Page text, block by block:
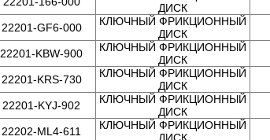
ДИСК
22201-GF6-000
КЛЮЧНЫЙ ФРИКЦИОННЫЙ
ДИСК
22201-KBW-900
КЛЮЧНЫЙ ФРИКЦИОННЫЙ
ДИСК
22201-KRS-730
КЛЮЧНЫЙ ФРИКЦИОННЫЙ
ДИСК
22201-KYJ-902
КЛЮЧНЫЙ ФРИКЦИОННЫЙ
ДИСК
22202-ML4-611
КЛЮЧНЫЙ ФРИКЦИОННЫЙ